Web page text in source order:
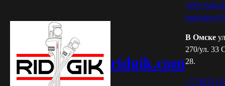
ridgik.com
(495) 648-
В Омске
270/ул. 33
28.
+7 (3812)